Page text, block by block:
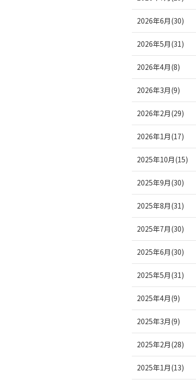
2026年6月(30)
2026年5月(31)
2026年4月(8)
2026年3月(9)
2026年2月(29)
2026年1月(17)
2025年10月(15)
2025年9月(30)
2025年8月(31)
2025年7月(30)
2025年6月(30)
2025年5月(31)
2025年4月(9)
2025年3月(9)
2025年2月(28)
2025年1月(13)